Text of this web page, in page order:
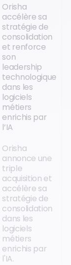
Orisha
accélère sa
stratégie de
consolidation
et renforce
son
leadership
technologique
dans les
logiciels
métiers
enrichis par
l’IA
Orisha
annonce une
triple
acquisition et
accélère sa
stratégie de
consolidation
dans les
logiciels
métiers
enrichis par
l'IA.